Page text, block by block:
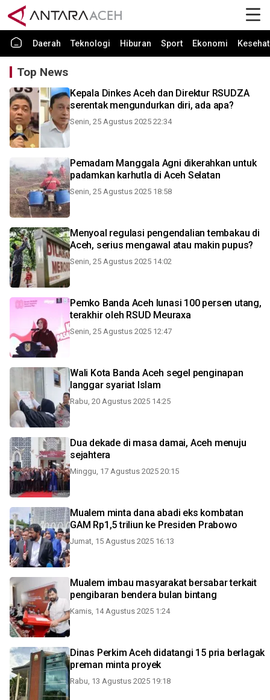
Daerah Teknologi Hiburan Sport Ekonomi
Top News
Kepala Dinkes Aceh dan Direktur RSUDZA
serentak mengundurkan diri, ada apa?
Senin, 25 Agustus 2025 22:34
Pemadam Manggala Agni dikerahkan untuk
padamkan karhutla di Aceh Selatan
Senin, 25 Agustus 2025 18:58
Menyoal regulasi pengendalian tembakau di
Aceh, serius mengawal atau makin pupus?
Senin, 25 Agustus 2025 14:02
Pemko Banda Aceh lunasi 100 persen utang,
terakhir oleh RSUD Meuraxa
Senin, 25 Agustus 2025 12:47
Wali Kota Banda Aceh segel penginapan
langgar syariat Islam
Rabu, 20 Agustus 2025 14:25
Dua dekade di masa damai, Aceh menuju
sejahtera
Minggu, 17 Agustus 2025 20:15
Mualem minta dana abadi eks kombatan
GAM Rp1,5 triliun ke Presiden Prabowo
Jumat, 15 Agustus 2025 16:13
Mualem imbau masyarakat bersabar terkait
pengibaran bendera bulan bintang
Kamis, 14 Agustus 2025 1:24
Dinas Perkim Aceh didatangi 15 pria berlagak
preman minta proyek
Rabu, 13 Agustus 2025 19:18